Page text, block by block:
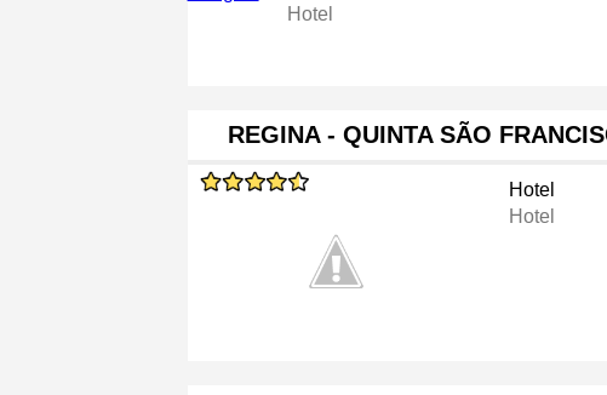
Hotel
REGINA - QUINTA SÃO
Hotel
Hotel